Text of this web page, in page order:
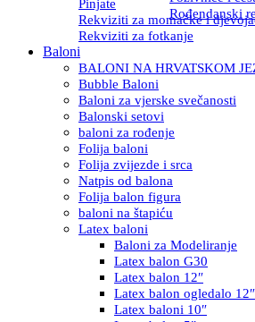
Pinjate
Rekviziti za momačke i
Rođendanski
Rekviziti za fotkanje
Baloni
BALONI NA HRVATSKOM
Bubble Baloni
Baloni za vjerske svečanosti
Balonski setovi
baloni za rođenje
Folija baloni
Folija zvijezde i srca
Natpis od balona
Folija balon figura
baloni na štapiću
Latex baloni
Baloni za Modeliranje
Latex balon G30
Latex balon 12″
Latex balon ogledalo 12″
Latex baloni 10″